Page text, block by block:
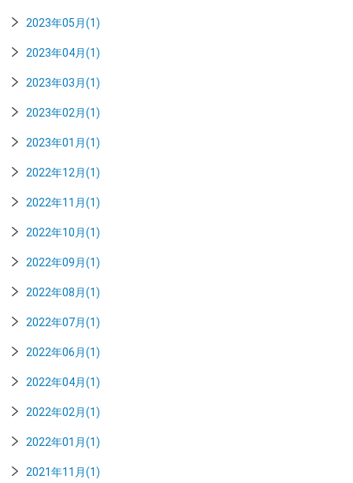
2023年05月(1)
2023年04月(1)
2023年03月(1)
2023年02月(1)
2023年01月(1)
2022年12月(1)
2022年11月(1)
2022年10月(1)
2022年09月(1)
2022年08月(1)
2022年07月(1)
2022年06月(1)
2022年04月(1)
2022年02月(1)
2022年01月(1)
2021年11月(1)